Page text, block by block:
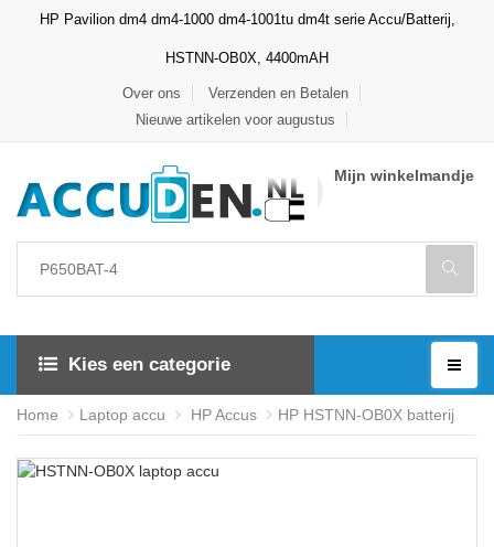
HP Pavilion dm4 dm4-1000 dm4-1001tu dm4t serie Accu/Batterij,
HSTNN-OB0X, 4400mAH
Over ons
Verzenden en Betalen
Nieuwe artikelen voor augustus
Mijn winkelmandje
Kies een categorie
Home Laptop accu HP Accus HP HSTNN-OB0X batterij